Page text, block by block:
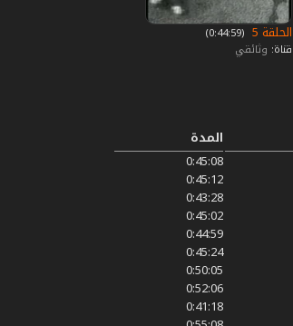
الحلقة 5
‏ (0:44:59)
قناة: وثائقي
المدة
0:45:08
0:45:12
0:43:28
0:45:02
0:44:59
0:45:24
0:50:05
0:52:06
0:41:18